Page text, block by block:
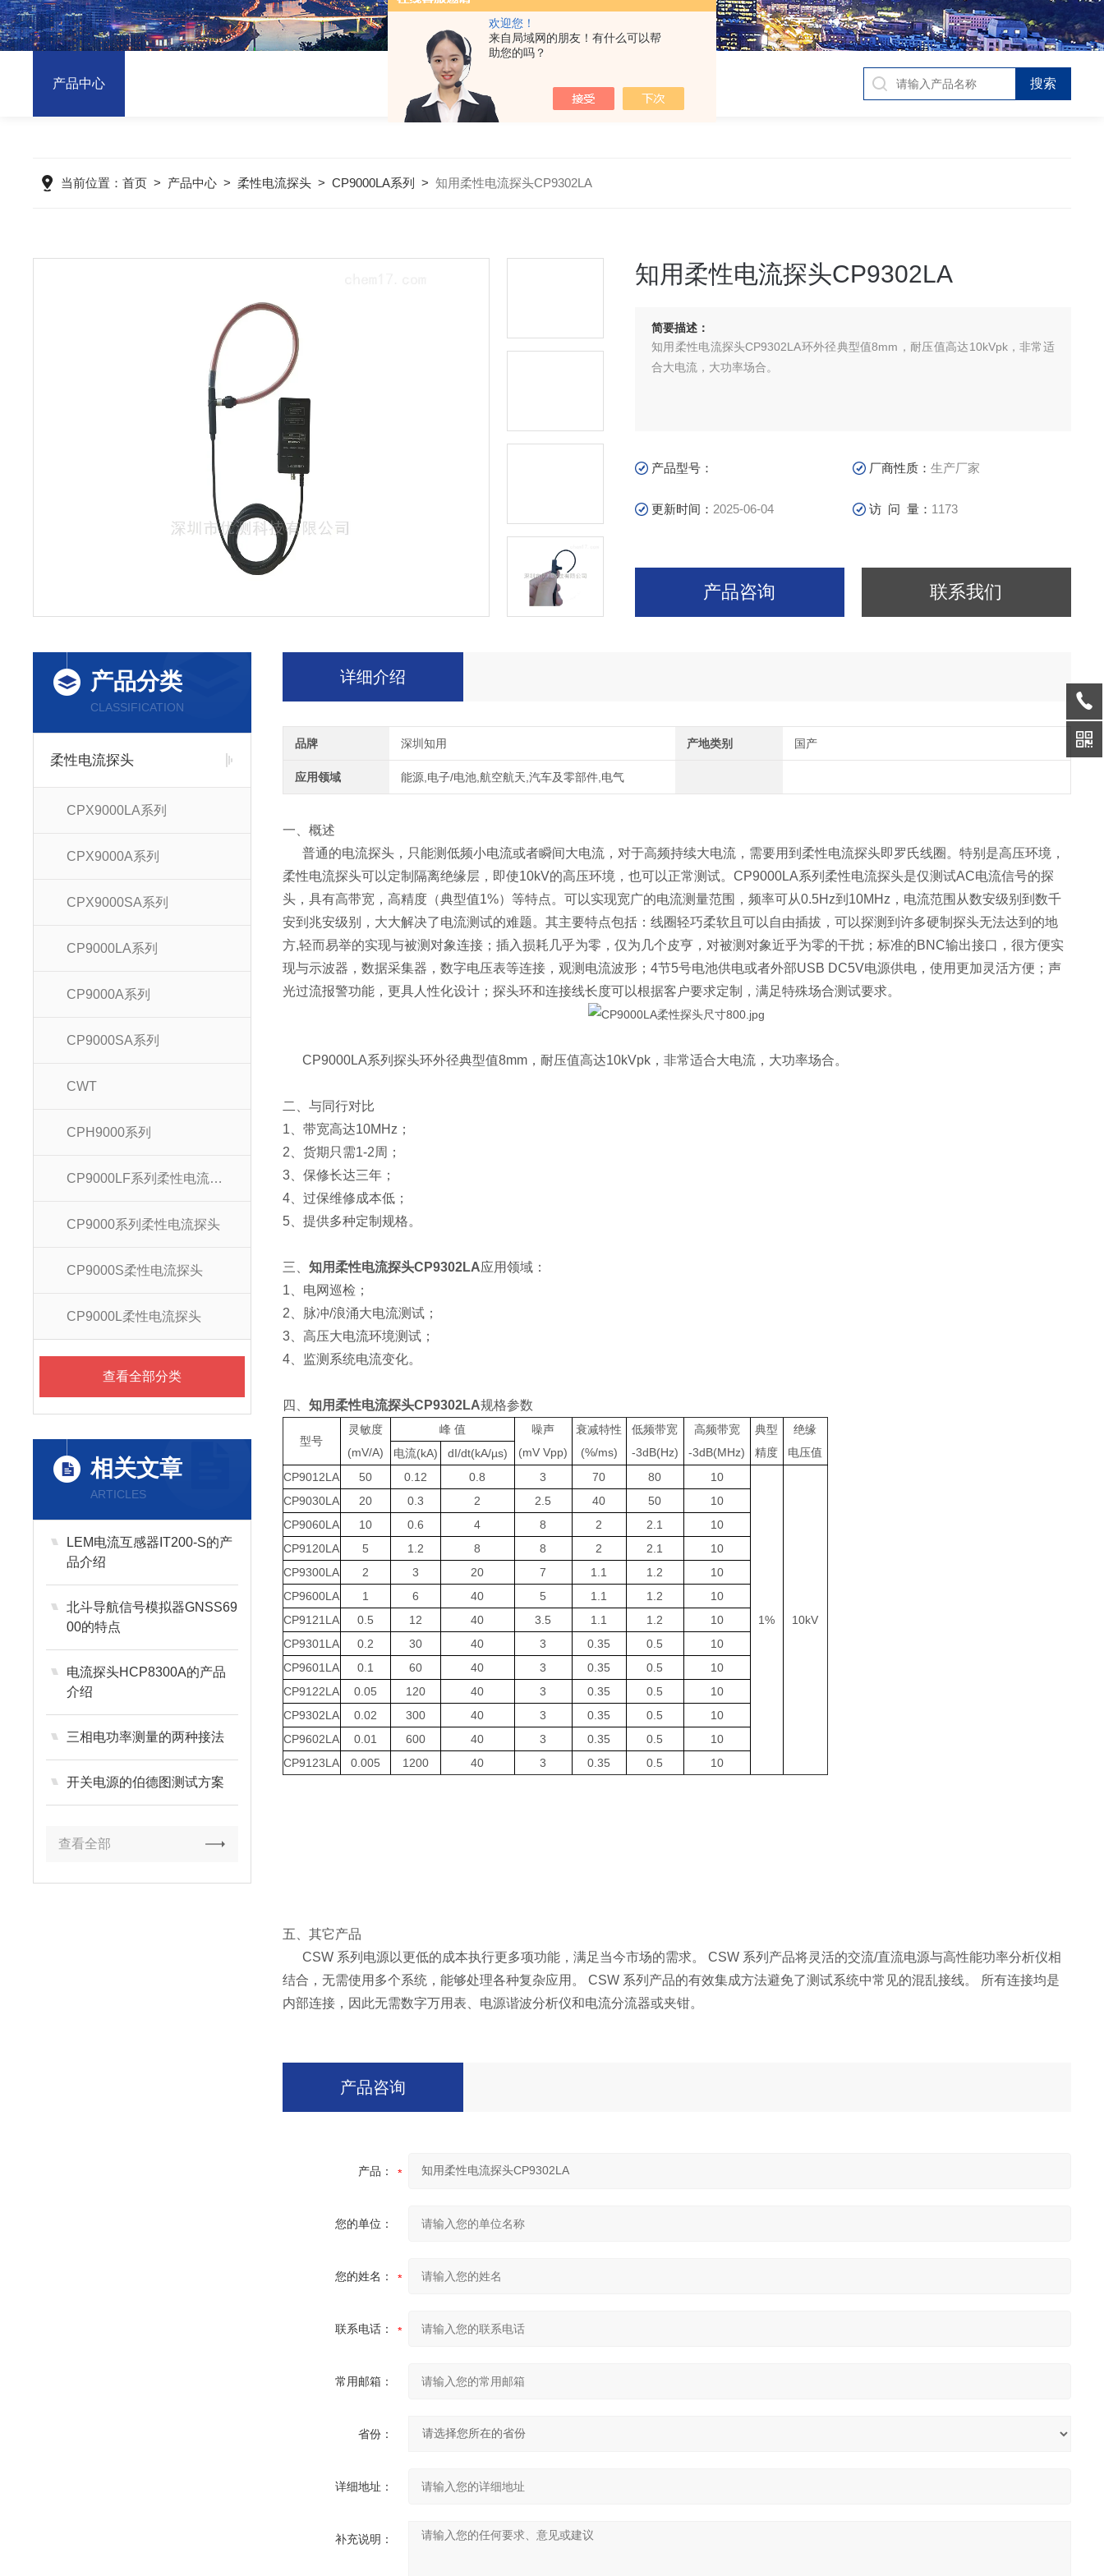
欢迎您！
来自局域网的朋友！有什么可以帮
助您的吗？
产品中心
当前位置：首页 > 产品中心 >柔性电流探头 >CP9000LA系列 >知用柔性电流探头CP9302LA
知用柔性电流探头CP9302LA
简要描述：
知用柔性电流探头CP9302LA环外径典型值8mm，耐压值高达10kVpk，非常适
合大电流，大功率场合。
产品型号： 厂商性质：生产厂家
更新时间： 2025-06-04 访 问 量： 1173
产品咨询 联系我们
产品分类
CLASSIFICATION
柔性电流探头
CPX9000LA系列
CPX9000A系列
CPX9000SA系列
CP9000LA系列
CP9000A系列
CP9000SA系列
CWT
CPH9000系列
CP9000LF系列柔性电流探头
CP9000系列柔性电流探头
CP9000S柔性电流探头
CP9000L柔性电流探头
查看全部分类
相关文章
ARTICLES
LEM电流互感器IT200-S的产
品介绍
北斗导航信号模拟器GNSS69
00的特点
电流探头HCP8300A的产品
介绍
三相电功率测量的两种接法
开关电源的伯德图测试方案
查看全部
详细介绍
品牌 深圳知用 产地类别 国产
应用领域 能源,电子/电池,航空航天,汽车及零部件,电气
一、概述
普通的电流探头，只能测低频小电流或者瞬间大电流，对于高频持续大电流，需要用到柔性电流探头即罗氏线圈。特别是高压环境，
柔性电流探头可以定制隔离绝缘层，即使10kV的高压环境，也可以正常测试。CP9000LA系列柔性电流探头是仅测试AC电流信号的探
头，具有高带宽，高精度（典型值1%）等特点。可以实现宽广的电流测量范围，频率可从0.5Hz到10MHz，电流范围从数安级别到数千
安到兆安级别，大大解决了电流测试的难题。其主要特点包括：线圈轻巧柔软且可以自由插拔，可以探测到许多硬制探头无法达到的地
方,轻而易举的实现与被测对象连接；插入损耗几乎为零，仅为几个皮亨，对被测对象近乎为零的干扰；标准的BNC输出接口，很方便实
现与示波器，数据采集器，数字电压表等连接，观测电流波形；4节5号电池供电或者外部USB DC5V电源供电，使用更加灵活方便；声
光过流报警功能，更具人性化设计；探头环和连接线长度可以根据客户要求定制，满足特殊场合测试要求。
CP9000LA系列探头环外径典型值8mm，耐压值高达10kVpk，非常适合大电流，大功率场合。
二、 与同行对比
1、带宽高达10MHz；
2、货期只需1-2周；
3、保修长达三年；
4、过保维修成本低；
5、提供多种定制规格。
三、 知用柔性电流探头CP9302LA应用领域：
1、电网巡检；
2、脉冲/浪涌大电流测试；
3、高压大电流环境测试；
4、监测系统电流变化。
四、 知用柔性电流探头CP9302LA规格参数
型号
灵敏度
(mV/A)
峰 值
噪声
(mV Vpp)
衰减特性
(%/ms)
低频带宽
-3dB(Hz)
高频带宽
-3dB(MHz)
典型
精度
绝缘
电压值
电流(kA)
dI/dt(kA/µs)
CP9012LA
50 0.12 0.8 3 70 80 10
1% 10kV
CP9030LA 20 0.3 2 2.5 40 50
10
CP9060LA
10 0.6 4 8 2 2.1
10
CP9120LA
5 1.2 8 8 2 2.1
10
CP9300LA
2 3 20 7 1.1 1.2
10
CP9600LA
1 6 40 5 1.1 1.2
10
CP9121LA
0.5 12 40 3.5 1.1 1.2
10
CP9301LA
0.2 30 40 3 0.35 0.5
10
CP9601LA
0.1 60 40 3 0.35 0.5
10
CP9122LA
0.05 120 40 3 0.35 0.5
10
CP9302LA
0.02 300 40 3 0.35 0.5
10
CP9602LA
0.01 600 40 3 0.35 0.5
10
CP9123LA
0.005 1200 40 3 0.35 0.5 10
五、其它产品
CSW 系列电源以更低的成本执行更多项功能，满足当今市场的需求。 CSW 系列产品将灵活的交流/直流电源与高性能功率分析仪相
结合，无需使用多个系统，能够处理各种复杂应用。 CSW 系列产品的有效集成方法避免了测试系统中常见的混乱接线。 所有连接均是
内部连接，因此无需数字万用表、电源谐波分析仪和电流分流器或夹钳。
产品咨询
产品：
您的单位：
您的姓名：
联系电话：
常用邮箱：
省份：
详细地址：
补充说明：